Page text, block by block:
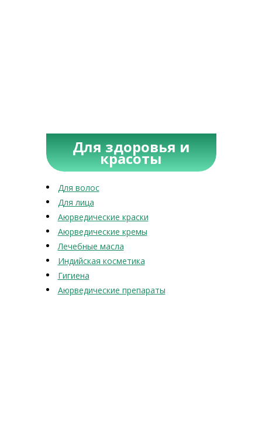
Для здоровья и
красоты
Для волос
Для лица
Аюрведические краски
Аюрведические кремы
Лечебные масла
Индийская косметика
Гигиена
Аюрведические препараты